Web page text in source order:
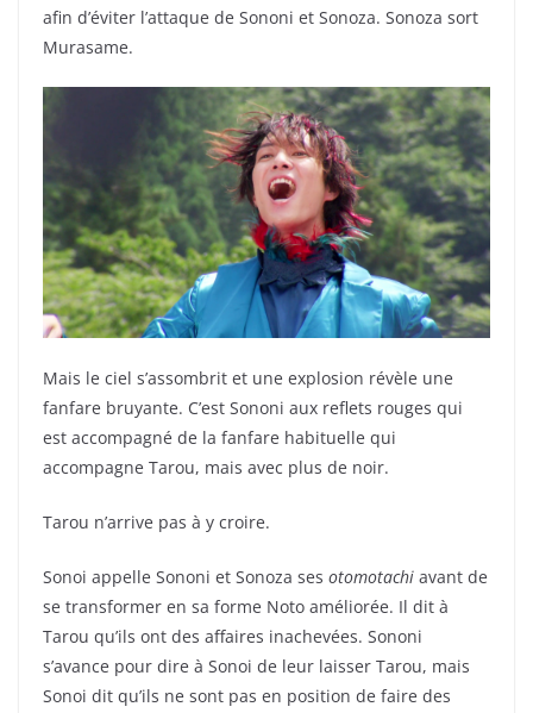
afin d’éviter l’attaque de Sononi et Sonoza. Sonoza sort
Murasame.
Mais le ciel s’assombrit et une explosion révèle une
fanfare bruyante. C’est Sononi aux reflets rouges qui
est accompagné de la fanfare habituelle qui
accompagne Tarou, mais avec plus de noir.
Tarou n’arrive pas à y croire.
Sonoi appelle Sononi et Sonoza ses otomotachi avant de
se transformer en sa forme Noto améliorée. Il dit à
Tarou qu’ils ont des affaires inachevées. Sononi
s’avance pour dire à Sonoi de leur laisser Tarou, mais
Sonoi dit qu’ils ne sont pas en position de faire des